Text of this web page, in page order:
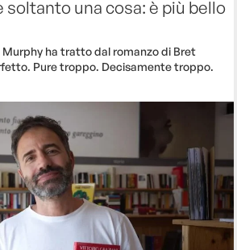
soltanto una cosa: è più bello
Murphy ha tratto dal romanzo di Bret
Pure troppo. Decisamente troppo.